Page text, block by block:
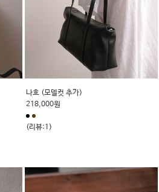
나흐 (모델컷 추가)
218,000원
(리뷰:1)